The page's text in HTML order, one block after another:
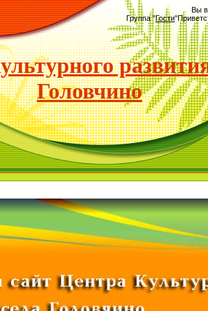
Вы
Группа"Гости"
Головчино